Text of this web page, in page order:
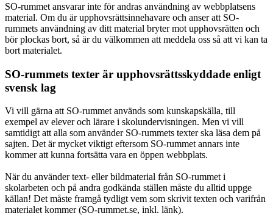
SO-rummet ansvarar inte för andras användning av webbplatsens
material. Om du är upphovsrättsinnehavare och anser att SO-
rummets användning av ditt material bryter mot upphovsrätten och
bör plockas bort, så är du välkommen att meddela oss så att vi kan ta
bort materialet.
SO-rummets texter är upphovsrättsskyddade enligt
svensk lag
Vi vill gärna att SO-rummet används som kunskapskälla, till
exempel av elever och lärare i skolundervisningen. Men vi vill
samtidigt att alla som använder SO-rummets texter ska läsa dem på
sajten. Det är mycket viktigt eftersom SO-rummet annars inte
kommer att kunna fortsätta vara en öppen webbplats.
När du använder text- eller bildmaterial från SO-rummet i
skolarbeten och på andra godkända ställen måste du alltid uppge
källan! Det måste framgå tydligt vem som skrivit texten och varifrån
materialet kommer (SO-rummet.se, inkl. länk).